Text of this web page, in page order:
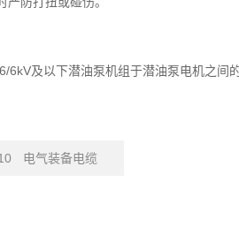
6kV及以下潜油泵机组于潜油泵电机之间
电气装备电缆